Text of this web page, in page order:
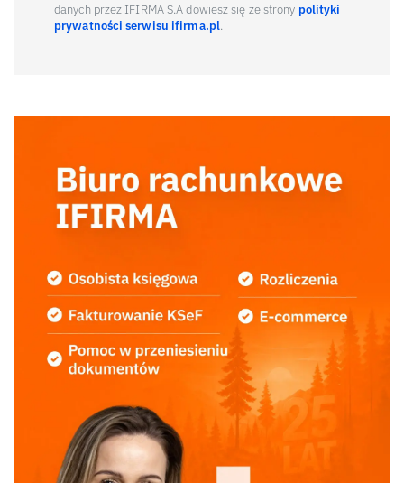
danych przez IFIRMA S.A dowiesz się ze strony polityki
prywatności serwisu ifirma.pl.